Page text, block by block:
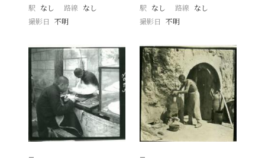
駅 なし 路線 なし
撮影日
不明
駅 なし 路線 なし
撮影日 不明
− −